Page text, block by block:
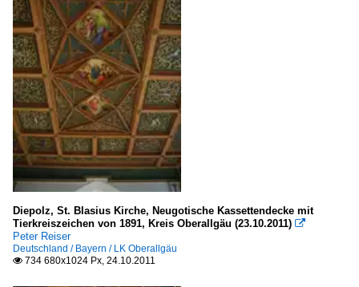
Diepolz, St. Blasius Kirche, Neugotische Kassettendecke mit
Tierkreiszeichen von 1891, Kreis Oberallgäu (23.10.2011) 
Peter Reiser
Deutschland / Bayern / LK Oberallgäu
 734 680x1024 Px, 24.10.2011